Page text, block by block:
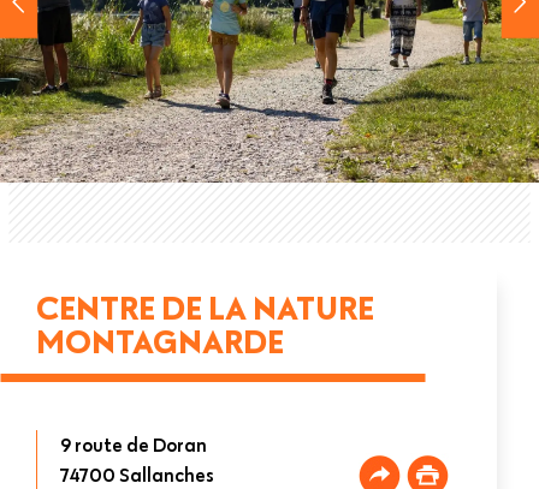
CENTRE DE LA NATURE
MONTAGNARDE
9 route de Doran
74700 Sallanches